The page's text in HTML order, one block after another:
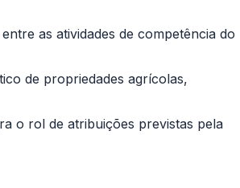
as atividades de competência do
de propriedades agrícolas,
o rol de atribuições previstas pela